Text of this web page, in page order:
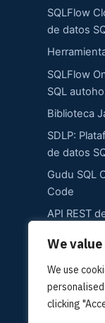
We
We use
clicking
SQLFlow
de datos
SQLFlow
SQL
Biblioteca
SDLP:
de datos
Gudu SQL
Code
API REST
Comprar
Solicitar